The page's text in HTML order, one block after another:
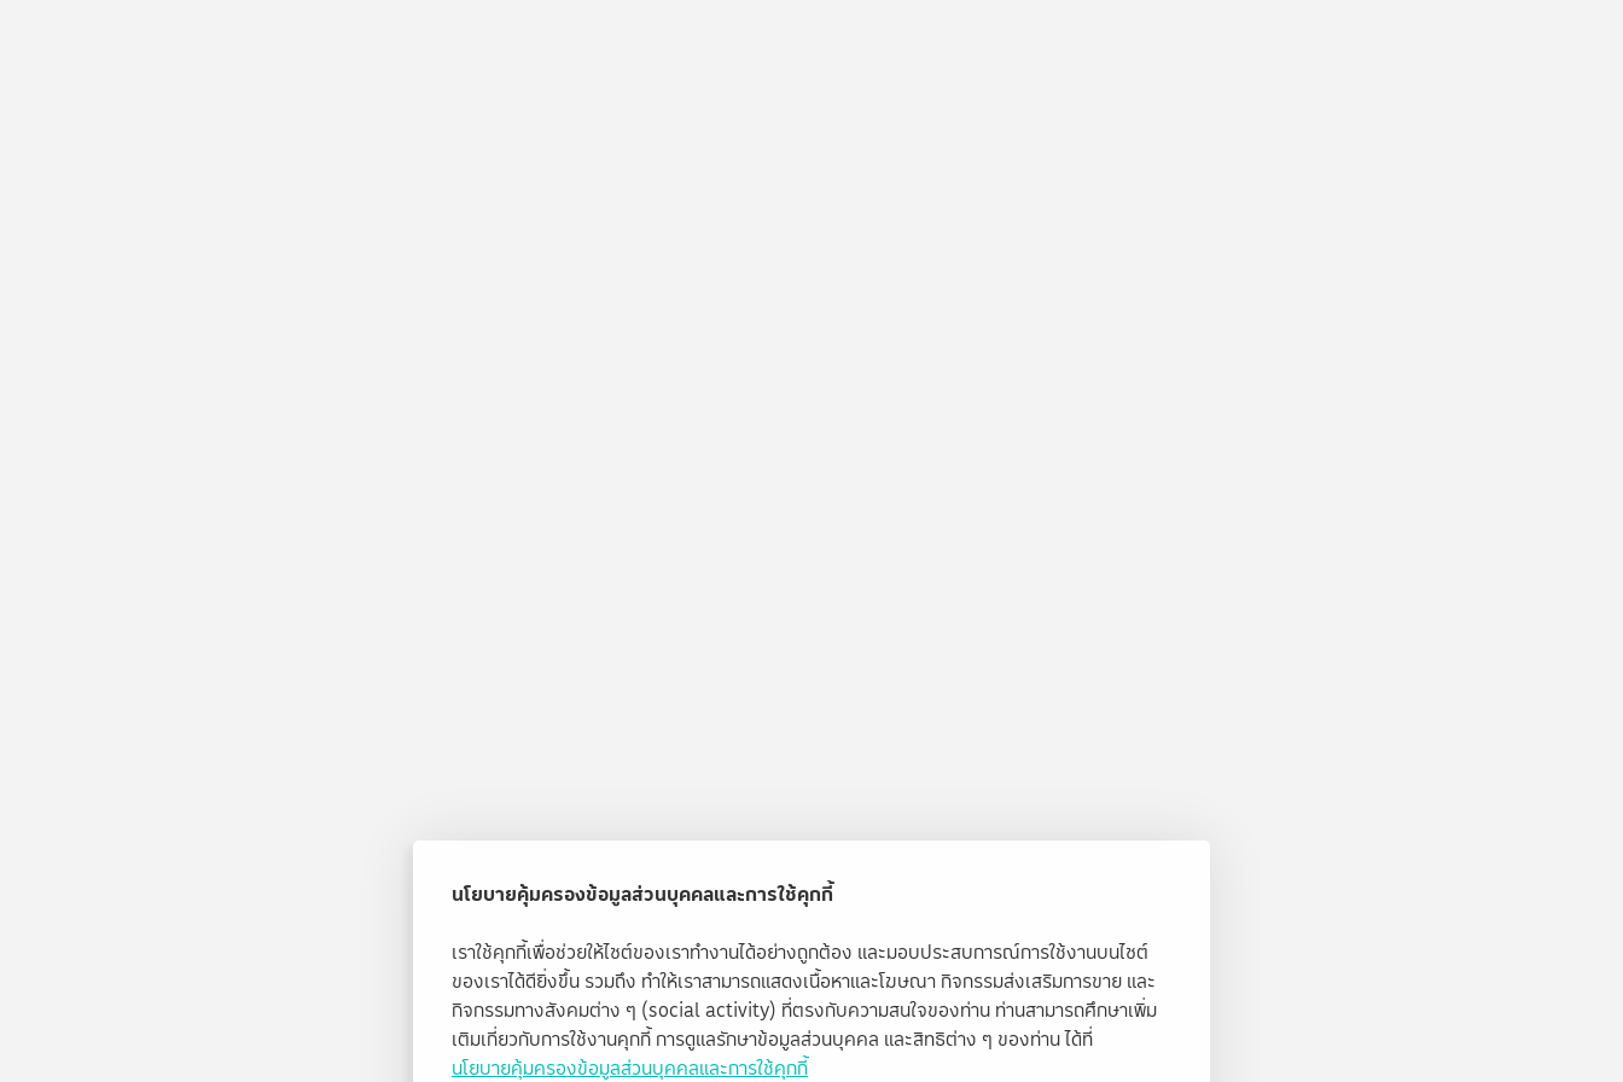
นโยบายคุ้มครองข้อมูลส่วนบุคคลและการใช้คุกกี้
เราใช้คุกกี้เพื่อช่วยให้ไซต์ของเราทำงานได้อย่างถูกต้อง และมอบประสบการณ์การใช้งานบนไซต์
ของเราได้ดียิ่งขึ้น รวมถึง ทำให้เราสามารถแสดงเนื้อหาและโฆษณา กิจกรรมส่งเสริมการขาย และ
กิจกรรมทางสังคมต่าง ๆ (social activity) ที่ตรงกับความสนใจของท่าน ท่านสามารถศึกษาเพิ่ม
เติมเกี่ยวกับการใช้งานคุกกี้ การดูแลรักษาข้อมูลส่วนบุคคล และสิทธิต่าง ๆ ของท่าน ได้ที่
นโยบายคุ้มครองข้อมูลส่วนบุคคลและการใช้คุกกี้